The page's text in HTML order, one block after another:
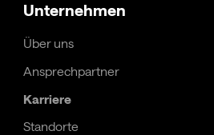
Unternehmen
Über uns
Ansprechpartner
Karriere
Standorte